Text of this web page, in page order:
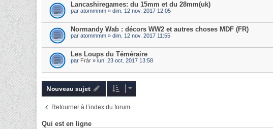
Lancashiregames: du 15mm et du 28mm(uk)
par atommmm » dim. 12 nov. 2017 12:05
Normandy Wab : décors WW2 et autres choses MDF (FR)
par atommmm » dim. 12 nov. 2017 11:55
Les Loups du Téméraire
par Frár » lun. 23 oct. 2017 13:58
Nouveau sujet
Retourner à l’index du forum
Qui est en ligne